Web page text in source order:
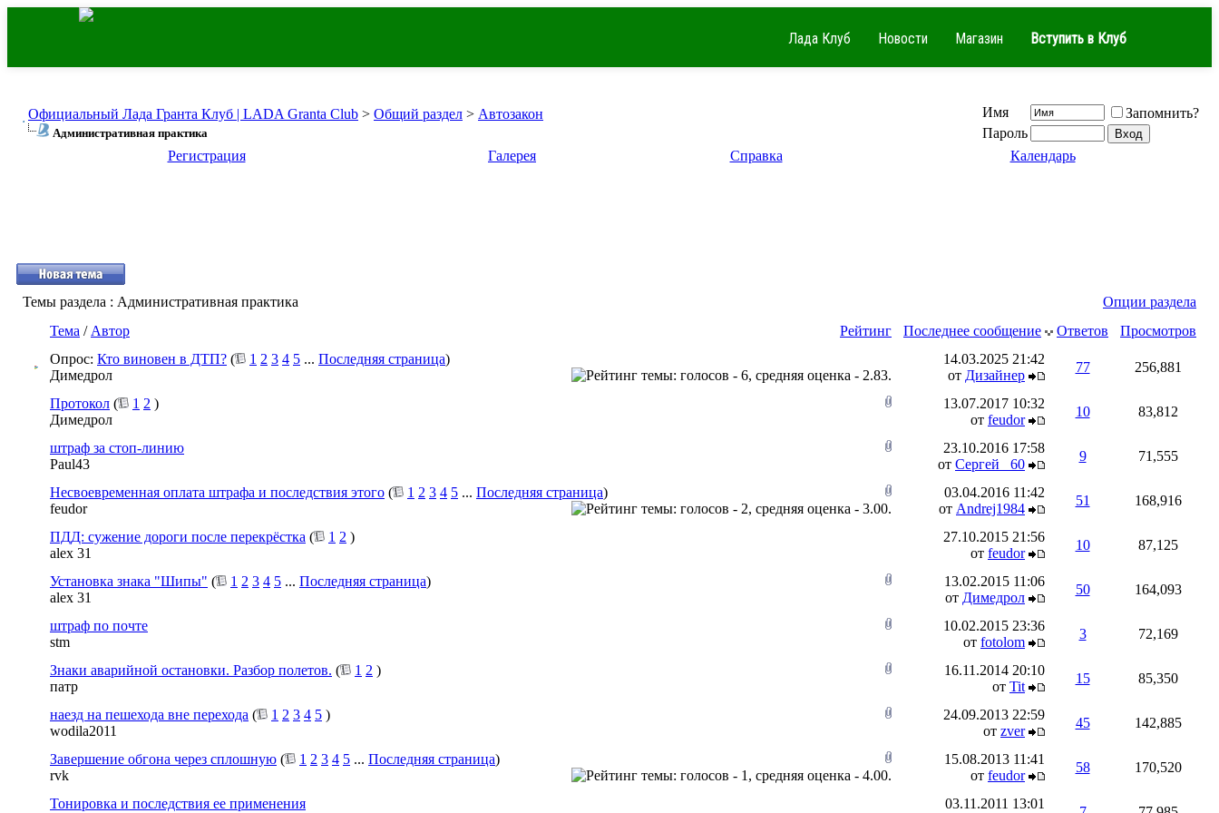
Лада Клуб Новости Магазин Вступить в Клуб
Официальный Лада Гранта Клуб | LADA Granta Club > Общий раздел > Автозакон
Административная практика
Имя
Запомнить?
Пароль
Регистрация
Галерея Справка Календарь
Темы раздела : Административная практика
Опции раздела
Рейтинг
Тема / Автор Последнее сообщение Ответов
Просмотров
Опрос: Кто виновен в ДТП? ( 1 2 3 4 5 ... Последняя страница)
Димедрол
14.03.2025 21:42
от Дизайнер
77 256,881
Протокол ( 1 2 )
Димедрол
13.07.2017 10:32
от feudor
10 83,812
штраф за стоп-линию
Paul43
23.10.2016 17:58
от Сергей _60
9 71,555
Несвоевременная оплата штрафа и последствия этого ( 1 2 3 4 5 ... Последняя страница)
feudor
03.04.2016 11:42
от Andrej1984
51 168,916
ПДД: сужение дороги после перекрёстка ( 1 2 )
alex 31
27.10.2015 21:56
от feudor
10 87,125
Установка знака "Шипы" ( 1 2 3 4 5 ... Последняя страница)
alex 31
13.02.2015 11:06
от Димедрол
50 164,093
штраф по почте
stm
10.02.2015 23:36
от fotolom
3 72,169
Знаки аварийной остановки. Разбор полетов. ( 1 2 )
патр
16.11.2014 20:10
от Tit
15 85,350
наезд на пешехода вне перехода ( 1 2 3 4 5 )
wodila2011
24.09.2013 22:59
от zver
45 142,885
Завершение обгона через сплошную ( 1 2 3 4 5 ... Последняя страница)
rvk
15.08.2013 11:41
от feudor
58 170,520
Тонировка и последствия ее применения
03.11.2011 13:01